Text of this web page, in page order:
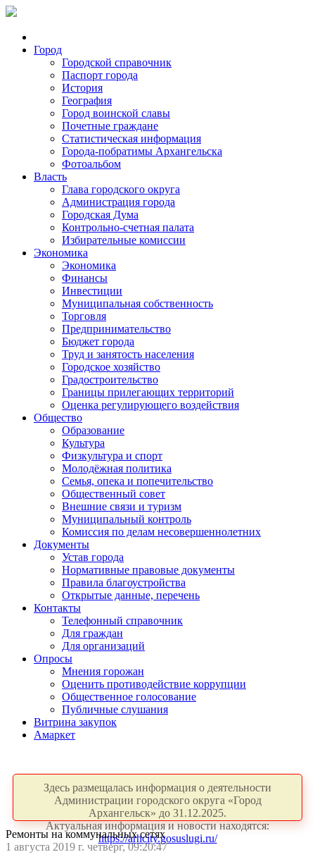
Город
Городской справочник
Паспорт города
История
География
Город воинской славы
Почетные граждане
Статистическая информация
Города-побратимы Архангельска
Фотоальбом
Власть
Глава городского округа
Администрация города
Городская Дума
Контрольно-счетная палата
Избирательные комиссии
Экономика
Экономика
Финансы
Инвестиции
Муниципальная собственность
Торговля
Предпринимательство
Бюджет города
Труд и занятость населения
Городское хозяйство
Градостроительство
Границы прилегающих территорий
Оценка регулирующего воздействия
Общество
Образование
Культура
Физкультура и спорт
Молодёжная политика
Семья, опека и попечительство
Общественный совет
Внешние связи и туризм
Муниципальный контроль
Комиссия по делам несовершеннолетних
Документы
Устав города
Нормативные правовые документы
Правила благоустройства
Открытые данные, перечень
Контакты
Телефонный справочник
Для граждан
Для организаций
Опросы
Мнения горожан
Оценить противодействие коррупции
Общественное голосование
Публичные слушания
Витрина закупок
Амаркет
Здесь размещалась информация о деятельности
Администрации городского округа «Город
Архангельск» до 31.12.2025.
Актуальная информация и новости находятся:
https://arhcity.gosuslugi.ru/
Ремонты на коммунальных сетях
1 августа 2019 г. четверг, 09:20:47